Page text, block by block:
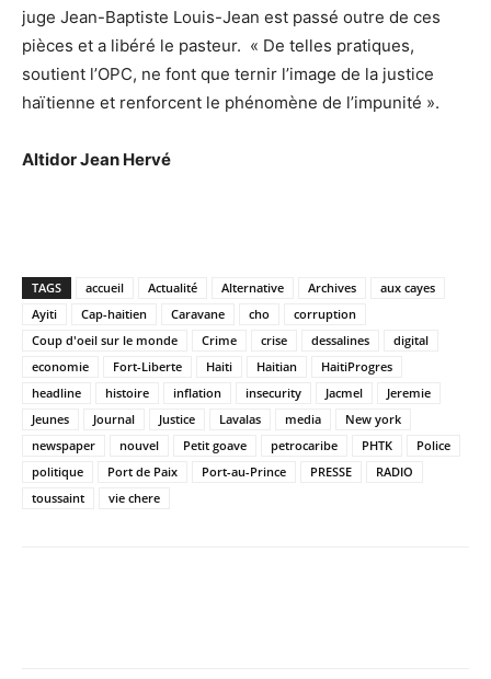
juge Jean-Baptiste Louis-Jean est passé outre de ces
pièces et a libéré le pasteur. « De telles pratiques,
soutient l’OPC, ne font que ternir l’image de la justice
haïtienne et renforcent le phénomène de l’impunité ».
Altidor Jean Hervé
TAGS accueil Actualité Alternative Archives
aux cayes
Ayiti
Cap-haitien Caravane cho
corruption
Coup d'oeil sur le monde
Crime crise dessalines
digital
economie
Fort-Liberte Haiti Haitian
HaitiProgres
headline
histoire inflation insecurity Jacmel
Jeremie
Jeunes
Journal Justice Lavalas media
New york
newspaper
nouvel Petit goave petrocaribe PHTK
Police
politique
Port de Paix Port-au-Prince PRESSE
RADIO
toussaint
vie chere